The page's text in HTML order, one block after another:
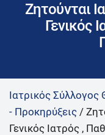
Ζητούνται
Γενικός
Ιατρικός Σύλλογος
- Προκηρύξεις /
Γενικός Ιατρός ,